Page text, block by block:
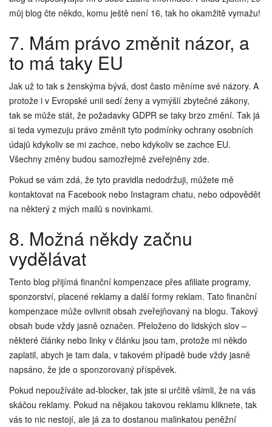
můj blog čte někdo, komu ještě není 16, tak ho okamžitě vymažu!
7. Mám právo změnit názor, a
to má taky EU
Jak už to tak s ženskýma bývá, dost často měníme své názory. A
protože i v Evropské unii sedí ženy a vymýšlí zbytečné zákony,
tak se může stát, že požadavky GDPR se taky brzo změní. Tak já
si teda vymezuju právo změnit tyto podmínky ochrany osobních
údajů kdykoliv se mi zachce, nebo kdykoliv se zachce EU.
Všechny změny budou samozřejmě zveřejněny zde.
Pokud se vám zdá, že tyto pravidla nedodržuji, můžete mě
kontaktovat na Facebook nebo Instagram chatu, nebo odpovědět
na některý z mých mailů s novinkami.
8. Možná někdy začnu
vydělávat
Tento blog přijímá finanční kompenzace přes afiliate programy,
sponzorství, placené reklamy a další formy reklam. Tato finanční
kompenzace může ovlivnit obsah zveřejňovaný na blogu. Takový
obsah bude vždy jasně označen. Přeloženo do lidských slov –
některé články nebo linky v článku jsou tam, protože mi někdo
zaplatil, abych je tam dala, v takovém případě bude vždy jasně
napsáno, že jde o sponzorovaný příspěvek.
Pokud nepoužíváte ad-blocker, tak jste si určitě všimli, že na vás
skáčou reklamy. Pokud na nějakou takovou reklamu kliknete, tak
vás to nic nestojí, ale já za to dostanou malinkatou peněžní